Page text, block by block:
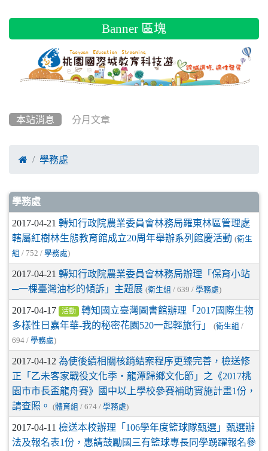
Banner 區塊
本站消息 分月文章
 學務處
文章列表
學務處
2017-04-21 轉知行政院農業委員會林務局羅東林區管理處
轄屬紅樹林生態教育館成立20周年舉辦系列館慶活動 (衛生
組 / 752 / 學務處)
2017-04-21 轉知行政院農業委員會林務局辦理「保育小站
─一棵臺灣油杉的傾訴」主題展 (衛生組 / 639 / 學務處)
2017-04-17 活動
轉知國立臺灣圖書館辦理「2017國際生物
多樣性日嘉年華-我的秘密花園520一起輕旅行」
(衛生組 /
694 / 學務處)
2017-04-12 為使後續相關核銷結案程序更臻完善，檢送修
正「乙未客家戰役文化季‧龍潭歸鄉文化節」之《2017桃
園市市長盃龍舟賽》國中以上學校參賽補助實施計畫1份，
請查照。
(體育組 / 674 / 學務處)
2017-04-11 檢送本校辦理「106學年度籃球隊甄選」甄選辦
法及報名表1份，惠請鼓勵國三有籃球專長同學踴躍報名參